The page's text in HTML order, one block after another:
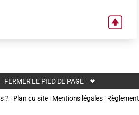
FERMER LE PIED DE PAGE
? | Plan du site| Mentions légales| Règlement